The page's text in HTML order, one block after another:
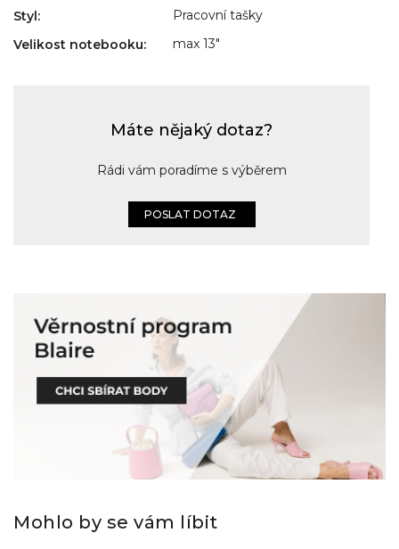
Styl:
Pracovní tašky
Velikost notebooku: max 13"
Máte nějaký dotaz?
Rádi vám poradíme s výběrem
POSLAT DOTAZ
Mohlo by se vám líbit